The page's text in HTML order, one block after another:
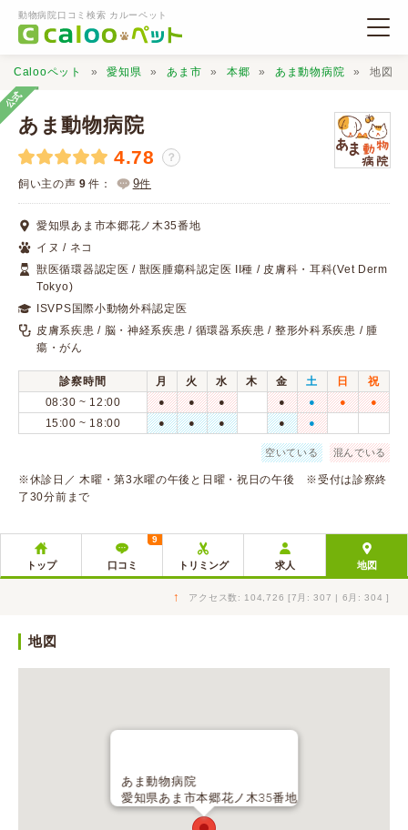
動物病院口コミ検索 カルーペット
動物病院検索
口コミ検索
Calooペットとは？
口コミ投稿
Calooペット 愛知県 あま市 本郷 あま動物病院 地図
公式
あま動物病院
4.78 ？
飼い主の声 9 件： 9件
愛知県あま市本郷花ノ木35番地
イヌ / ネコ
獣医循環器認定医 / 獣医腫瘍科認定医 II種 / 皮膚科・耳科(Vet Derm
Tokyo)
ISVPS国際小動物外科認定医
皮膚系疾患 / 脳・神経系疾患 / 循環器系疾患 / 整形外科系疾患 / 腫
瘍・がん
診察時間 月 火 水 木 金 土 日
祝
08:30 ~ 12:00
● ● ● ● ● ● ●
15:00 ~ 18:00 ● ● ● ● ●
空いている 混んでいる
※休診日／ 木曜・第3水曜の午後と日曜・祝日の午後 ※受付は診察終
了30分前まで
トップ 口コミ
9
トリミング 求人 地図
↑ アクセス数: 104,726 [7月: 307 | 6月: 304 ]
地図
あま動物病院
愛知県あま市本郷花ノ木35番地